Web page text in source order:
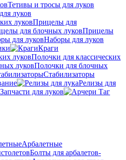
Тетивы и тросы для луков
луков
Прицелы для
Прицелы
Наборы для луков
Краги
Полочки для классических
Полочки для блочных
Стабилизаторы
Релизы для
Запчасти для луков
Арбалетные
Болты для арбалетов-